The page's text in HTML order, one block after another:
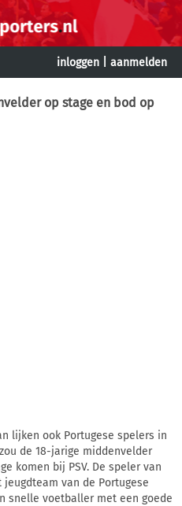
inloggen aanmelden
op stage en bod op
lijken ook Portugese spelers in
zou de 18-jarige middenvelder
komen bij PSV. De speler van
van de Portugese
snelle voetballer met een goede